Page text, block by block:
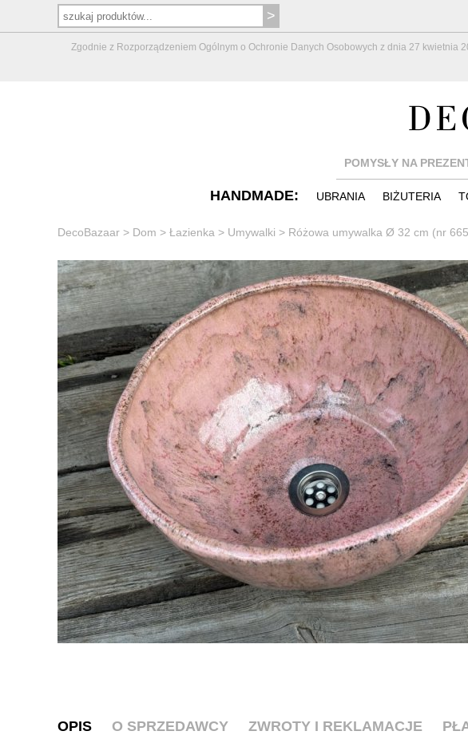
Zgodnie z Rozporządzeniem Ogólnym o Ochronie Danych Osobowych z dnia 27 kwietnia
POMYSŁY NA
HANDMADE: UBRANIA BIŻUTERIA
DecoBazaar > Dom > Łazienka > Umywalki > Różowa umywalka Ø 32 cm (nr
OPIS O SPRZEDAWCY ZWROTY I REKLAMACJE